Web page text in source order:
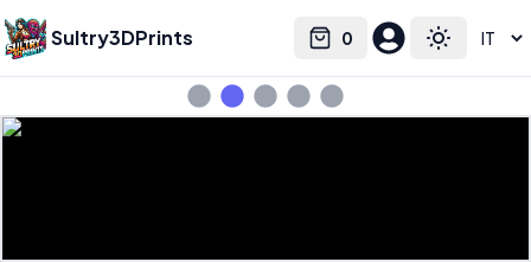
Sultry3DPrints 0
Cart Toggle
Select language